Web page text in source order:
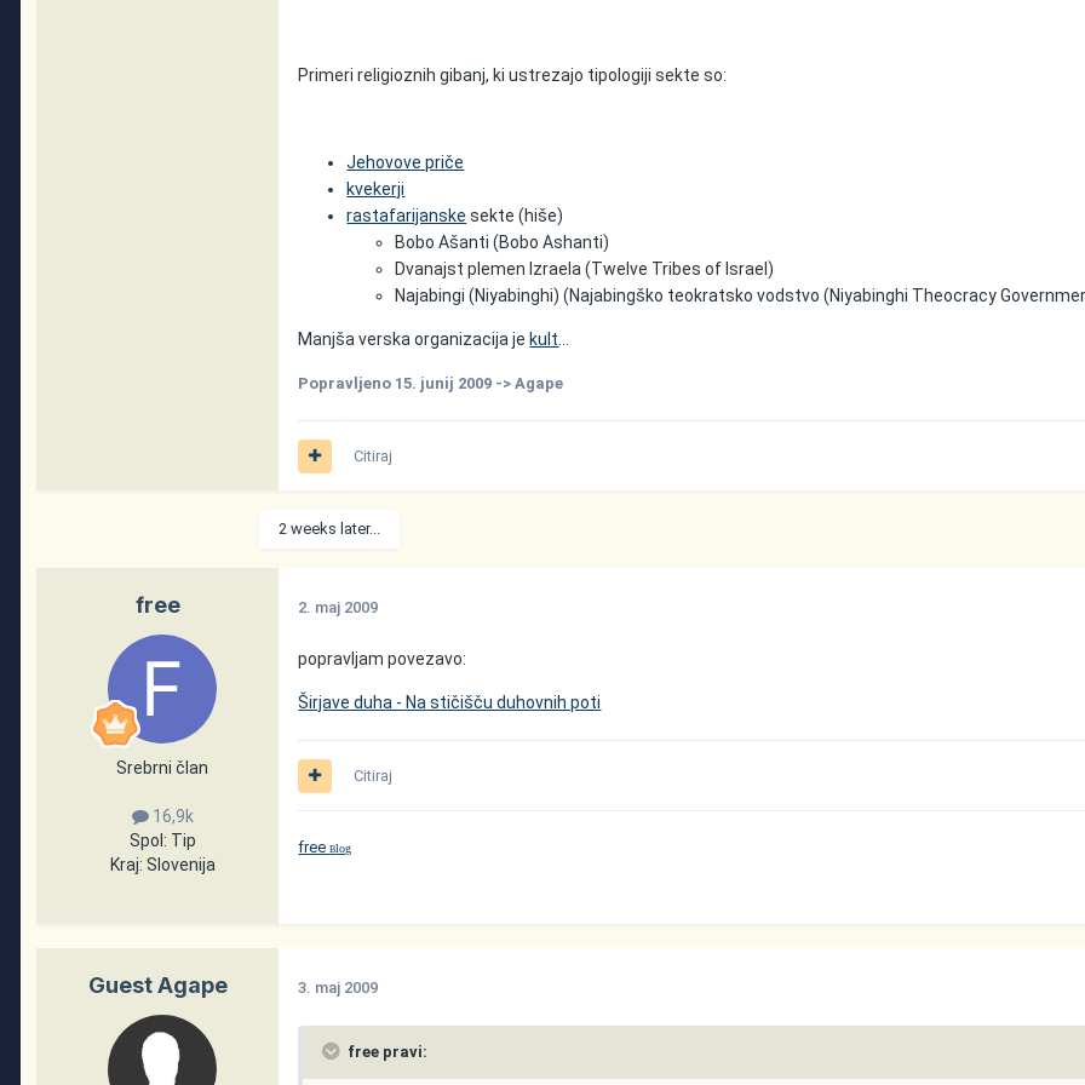
Primeri religioznih gibanj, ki ustrezajo tipologiji sekte so:
Jehovove priče
kvekerji
rastafarijanske sekte (hiše)
Bobo Ašanti (Bobo Ashanti)
Dvanajst plemen Izraela (Twelve Tribes of Israel)
Najabingi (Niyabinghi) (Najabingško teokratsko vodstvo (Niyabinghi Theocracy
Manjša verska organizacija je kult
Popravljeno 15. junij 2009 -> Agape
Citiraj
2 weeks later...
free
Srebrni član
16,9k
Spol: Tip
Kraj: Slovenija
2. maj 2009
popravljam povezavo:
Širjave duha - Na stičišču duhovnih poti
Citiraj
freeBlog
Guest Agape 3. maj 2009
free pravi: